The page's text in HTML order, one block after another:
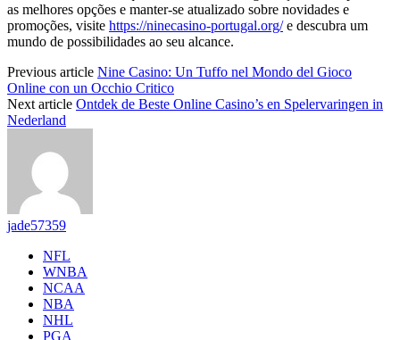
as melhores opções e manter-se atualizado sobre novidades e
promoções, visite https://ninecasino-portugal.org/e descubra um
mundo de possibilidades ao seu alcance.
Previous article Nine Casino: Un Tuffo nel Mondo del Gioco
Online con un Occhio Critico
Next article Ontdek de Beste Online Casino’s en Spelervaringen in
Nederland
jade57359
NFL
WNBA
NCAA
NBA
NHL
PGA